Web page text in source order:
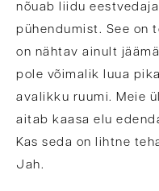
nõuab liidu
pühendumist. See on
on nähtav ainult
pole võimalik luua
avalikku ruumi. Meie
aitab kaasa elu
Kas seda on lihtne
Jah.